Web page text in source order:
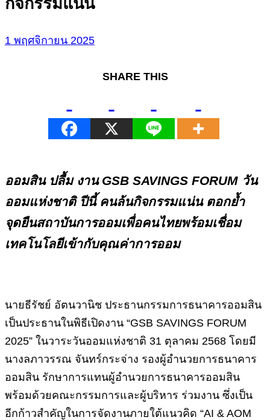
กิจกรรมแน่น
1 พฤศจิกายน 2025
SHARE THIS
ออมสิน ปลื้ม งาน GSB SAVINGS FORUM วัน
ออมแห่งชาติ ปีนี้ คนล้นกิจกรรมแน่น ตอกย้ำ
จุดยืนสถาบันการออมเพื่อคนไทยพร้อมเชื่อม
เทคโนโลยีเข้ากับคุณค่าการออม
นายธีรัชย์ อัตนวานิช ประธานกรรมการธนาคารออมสิน
เป็นประธานในพิธีเปิดงาน “GSB SAVINGS FORUM
2025” ในวาระวันออมแห่งชาติ 31 ตุลาคม 2568 โดยมี
นางลภาวรรณ จันทร์กระจ่าง รองผู้อำนวยการธนาคาร
ออมสิน รักษาการแทนผู้อำนวยการธนาคารออมสิน
พร้อมด้วยคณะกรรมการและผู้บริหาร ร่วมงาน ซึ่งเป็น
อีกก้าวสำคัญในการจัดงานภายใต้แนวคิด “AI & AOM